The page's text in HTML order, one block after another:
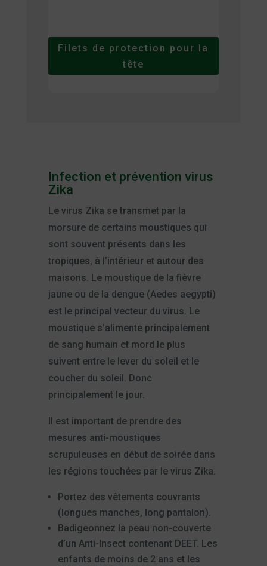
Filets de protection pour la
tête
Infection et prévention virus
Zika
Le virus Zika se transmet par la
morsure de certains moustiques qui
sont souvent présents dans les
tropiques, à l’intérieur et autour des
maisons. Le moustique de la fièvre
jaune ou de la dengue (Aedes aegypti)
est le principal vecteur du virus. Le
moustique s’alimente principalement
de sang humain et mord le plus
suivent entre le lever du soleil et le
coucher du soleil. Donc
principalement le jour.
Il est important de prendre des
mesures anti-moustiques
scrupuleuses en début de soirée dans
les régions touchées par le virus Zika.
Portez des vêtements couvrants
(longues manches, long pantalon).
Badigeonnez la peau non-couverte
d’un Anti-Insect contenant DEET. Les
enfants de moins de 2 ans et les